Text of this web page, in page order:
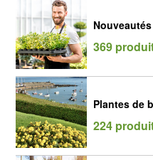
369
Plantes de
224